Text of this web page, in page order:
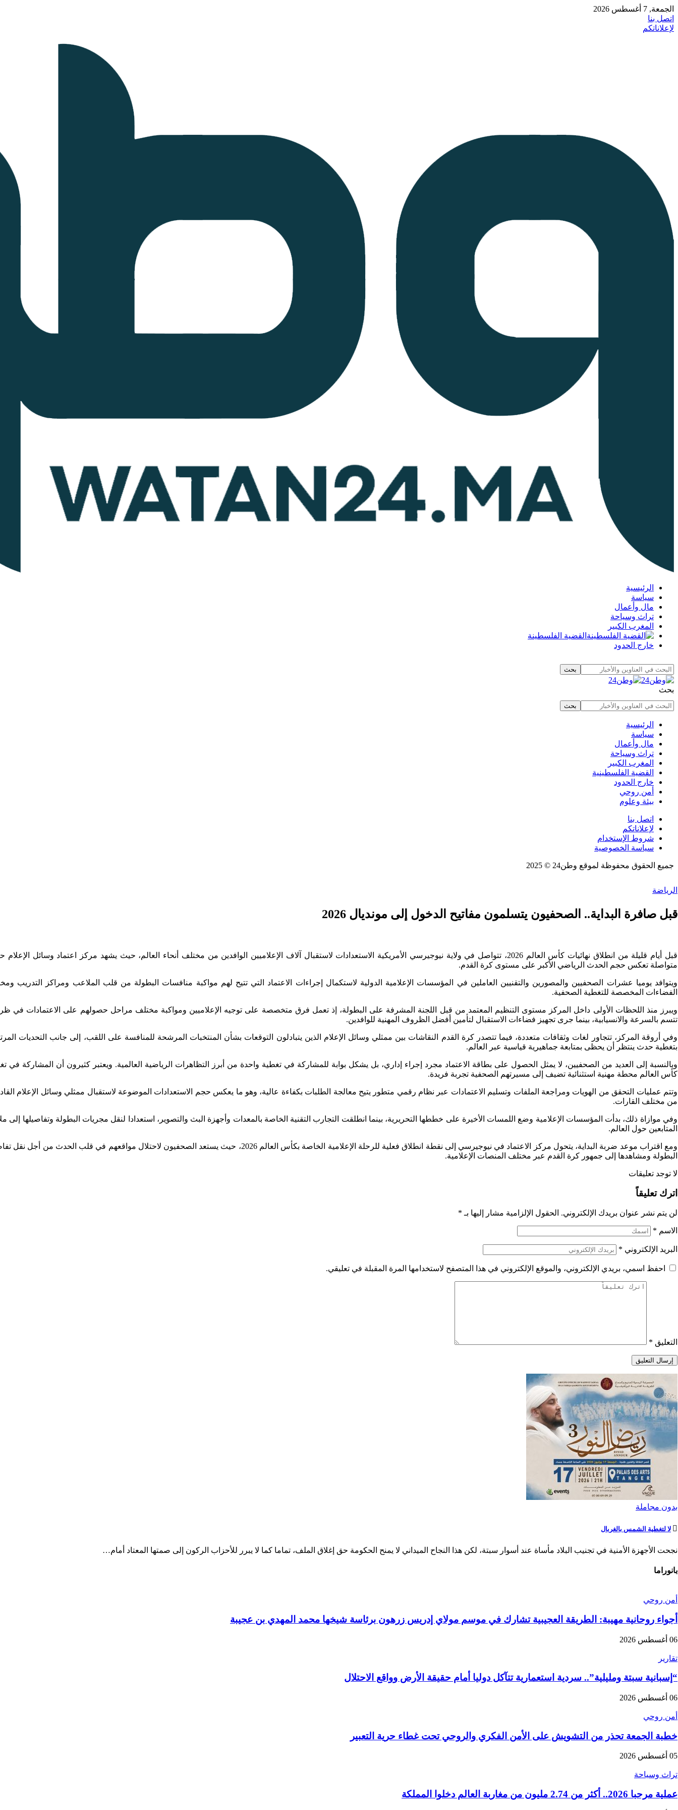
الجمعة, 7 أغسطس 2026
اتصل بنا
لإعلاناتكم
الرئيسية
سياسة
مال وأعمال
تراث وسياحة
المغرب الكبير
القضية الفلسطينة
خارج الحدود
بحث
الرئيسية
سياسة
مال وأعمال
تراث وسياحة
المغرب الكبير
القضية الفلسطينية
خارج الحدود
أمن روحي
بيئة وعلوم
اتصل بنا
لإعلاناتكم
شروط الإستخدام
سياسة الخصوصية
جميع الحقوق محفوظة لموقع وطن24 © 2025
الرياضة
قبل صافرة البداية.. الصحفيون يتسلمون مفاتيح الدخول إلى مونديال 2026
قبل أيام قليلة من انطلاق نهائيات كأس العالم 2026، تتواصل في ولاية نيوجيرسي الأمريكية الاستعدادات لاستقبال آلاف الإعلاميين الوافدين من مختلف أنحاء العالم، حيث يشهد مركز اعتماد وسائل
متواصلة تعكس حجم الحدث الرياضي الأكبر على مستوى كرة القدم.
ويتوافد يوميا عشرات الصحفيين والمصورين والتقنيين العاملين في المؤسسات الإعلامية الدولية لاستكمال إجراءات الاعتماد التي تتيح لهم مواكبة منافسات البطولة من قلب الملاعب ومراكز التدريب
الفضاءات المخصصة للتغطية الصحفية.
ويبرز منذ اللحظات الأولى داخل المركز مستوى التنظيم المعتمد من قبل اللجنة المشرفة على البطولة، إذ تعمل فرق متخصصة على توجيه الإعلاميين ومواكبة مختلف مراحل حصولهم على الاعتمادات في
تتسم بالسرعة والانسيابية، بينما جرى تجهيز فضاءات الاستقبال لتأمين أفضل الظروف المهنية للوافدين.
وفي أروقة المركز، تتجاور لغات وثقافات متعددة، فيما تتصدر كرة القدم النقاشات بين ممثلي وسائل الإعلام الذين يتبادلون التوقعات بشأن المنتخبات المرشحة للمنافسة على اللقب، إلى جانب التحديات
بتغطية حدث ينتظر أن يحظى بمتابعة جماهيرية قياسية عبر العالم.
وبالنسبة إلى العديد من الصحفيين، لا يمثل الحصول على بطاقة الاعتماد مجرد إجراء إداري، بل يشكل بوابة للمشاركة في تغطية واحدة من أبرز التظاهرات الرياضية العالمية. ويعتبر كثيرون أن المشاركة في
كأس العالم محطة مهنية استثنائية تضيف إلى مسيرتهم الصحفية تجربة فريدة.
وتتم عمليات التحقق من الهويات ومراجعة الملفات وتسليم الاعتمادات عبر نظام رقمي متطور يتيح معالجة الطلبات بكفاءة عالية، وهو ما يعكس حجم الاستعدادات الموضوعة لاستقبال ممثلي وسائل الإعلام
من مختلف القارات.
وفي موازاة ذلك، بدأت المؤسسات الإعلامية وضع اللمسات الأخيرة على خططها التحريرية، بينما انطلقت التجارب التقنية الخاصة بالمعدات وأجهزة البث والتصوير، استعدادا لنقل مجريات البطولة وتفاصيلها إلى
المتابعين حول العالم.
ومع اقتراب موعد ضربة البداية، يتحول مركز الاعتماد في نيوجيرسي إلى نقطة انطلاق فعلية للرحلة الإعلامية الخاصة بكأس العالم 2026، حيث يستعد الصحفيون لاحتلال مواقعهم في قلب الحدث من
البطولة ومشاهدها إلى جمهور كرة القدم عبر مختلف المنصات الإعلامية.
لا توجد تعليقات
اترك تعليقاً
لن يتم نشر عنوان بريدك الإلكتروني. الحقول الإلزامية مشار إليها بـ *
الاسم *
البريد الإلكتروني *
احفظ اسمي، بريدي الإلكتروني، والموقع الإلكتروني في هذا المتصفح لاستخدامها المرة المقبلة في تعليقي.
التعليق *
بدون مجاملة
لا لتغطية الشمس بالغربال
نجحت الأجهزة الأمنية في تجنيب البلاد مأساة عند أسوار سبتة، لكن هذا النجاح الميداني لا يمنح الحكومة حق إغلاق الملف، تماما كما لا يبرر للأحزاب الركون إلى صمتها المعتاد أمام…
بانوراما
أمن روحي
أجواء روحانية مهيبة: الطريقة العجيبية تشارك في موسم مولاي إدريس زرهون برئاسة شيخها محمد المهدي بن عجيبة
06 أغسطس 2026
تقارير
“إسبانية سبتة ومليلية”.. سردية استعمارية تتآكل دوليا أمام حقيقة الأرض وواقع الاحتلال
06 أغسطس 2026
أمن روحي
خطبة الجمعة تحذر من التشويش على الأمن الفكري والروحي تحت غطاء حرية التعبير
05 أغسطس 2026
تراث وسياحة
عملية مرحبا 2026.. أكثر من 2.74 مليون من مغاربة العالم دخلوا المملكة